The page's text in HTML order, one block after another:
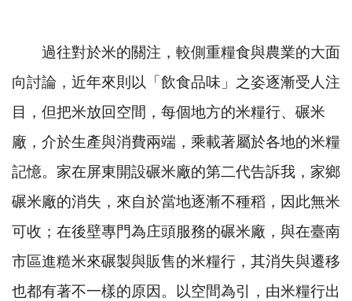
過往對於米的關注，較側重糧食與農業的大面
向討論，近年來則以「飲食品味」之姿逐漸受人注
目，但把米放回空間，每個地方的米糧行、碾米
廠，介於生產與消費兩端，乘載著屬於各地的米糧
記憶。家在屏東開設碾米廠的第二代告訴我，家鄉
碾米廠的消失，來自於當地逐漸不種稻，因此無米
可收；在後壁專門為庄頭服務的碾米廠，與在臺南
市區進糙米來碾製與販售的米糧行，其消失與遷移
也都有著不一樣的原因。以空間為引，由米糧行出